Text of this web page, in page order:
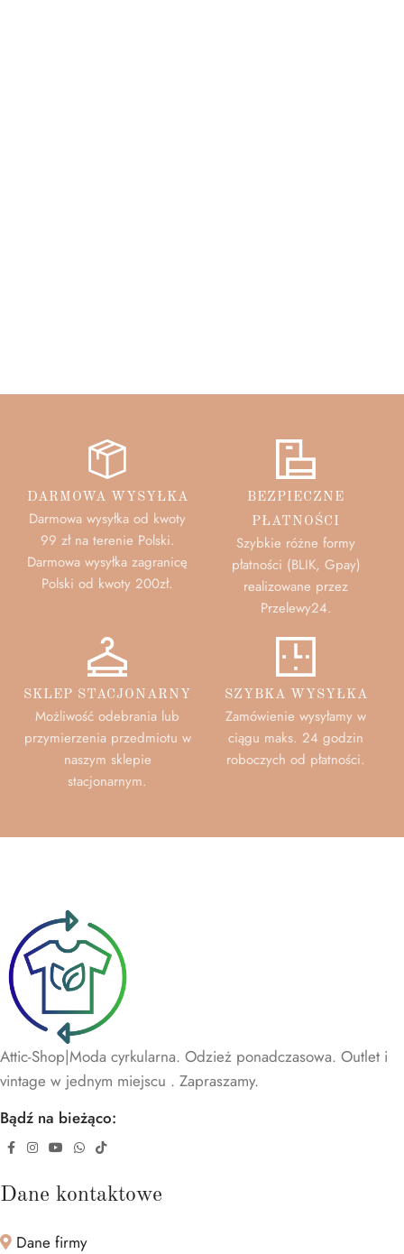
DARMOWA WYSYŁKA
Darmowa wysyłka od kwoty
99 zł na terenie Polski.
Darmowa wysyłka zagranicę
Polski od kwoty 200zł.
BEZPIECZNE
PŁATNOŚCI
Szybkie różne formy
płatności (BLIK, Gpay)
realizowane przez
Przelewy24.
SKLEP STACJONARNY
Możliwość odebrania lub
przymierzenia przedmiotu w
naszym sklepie
stacjonarnym.
SZYBKA WYSYŁKA
Zamówienie wysyłamy w
ciągu maks. 24 godzin
roboczych od płatności.
Attic-Shop|Moda cyrkularna. Odzież ponadczasowa. Outlet i
vintage w jednym miejscu . Zapraszamy.
Bądź na bieżąco:
Dane kontaktowe
Dane firmy